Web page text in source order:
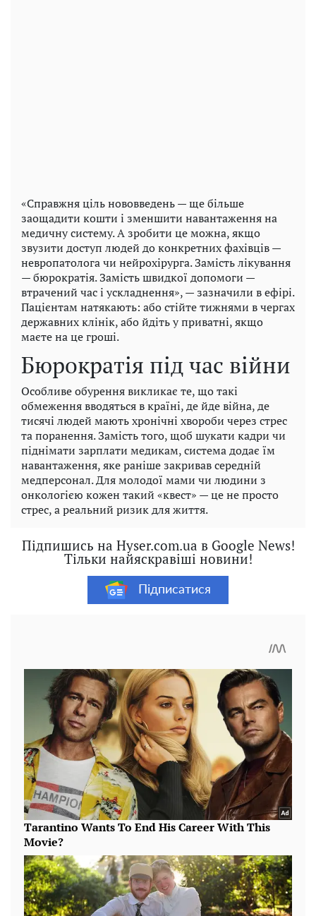
«Справжня ціль нововведень — ще більше
заощадити кошти і зменшити навантаження на
медичну систему. А зробити це можна, якщо
звузити доступ людей до конкретних фахівців —
невропатолога чи нейрохірурга. Замість лікування
— бюрократія. Замість швидкої допомоги —
втрачений час і ускладнення», — зазначили в ефірі.
Пацієнтам натякають: або стійте тижнями в чергах
державних клінік, або йдіть у приватні, якщо
маєте на це гроші.
Бюрократія під час війни
Особливе обурення викликає те, що такі
обмеження вводяться в країні, де йде війна, де
тисячі людей мають хронічні хвороби через стрес
та поранення. Замість того, щоб шукати кадри чи
піднімати зарплати медикам, система додає їм
навантаження, яке раніше закривав середній
медперсонал. Для молодої мами чи людини з
онкологією кожен такий «квест» — це не просто
стрес, а реальний ризик для життя.
Підпишись на Hyser.com.ua в Google News!
Тільки найяскравіші новини!
Підписатися